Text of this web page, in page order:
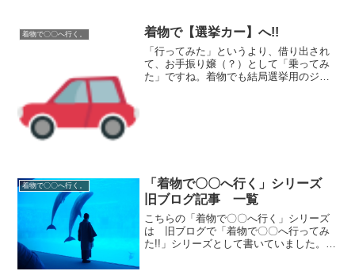
着物で〇〇へ行く。 着物で【選挙カー】へ!!
「行ってみた」というより、借り出され
て、お手振り嬢（？）として「乗ってみ
た」ですね。着物でも結局選挙用のジャ
着物で〇〇へ行く。
「着物で〇〇へ行く」シリーズ
旧ブログ記事 一覧
こちらの「着物で〇〇へ行く」シリーズ
は 旧ブログで「着物で〇〇へ行ってみ
た!!」シリーズとして書いていました。一